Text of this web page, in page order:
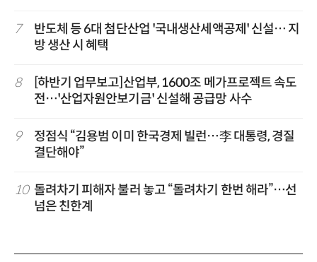
7
반도체 등 6대 첨단산업 '국내생산세액공제' 신설… 지
방 생산 시 혜택
8
[하반기 업무보고]산업부, 1600조 메가프로젝트 속도
전…'산업자원안보기금' 신설해 공급망 사수
9
정점식 “김용범 이미 한국경제 빌런…李 대통령, 경질
결단해야”
10 돌려차기 피해자 불러 놓고 “돌려차기 한번 해라”…선
넘은 친한계